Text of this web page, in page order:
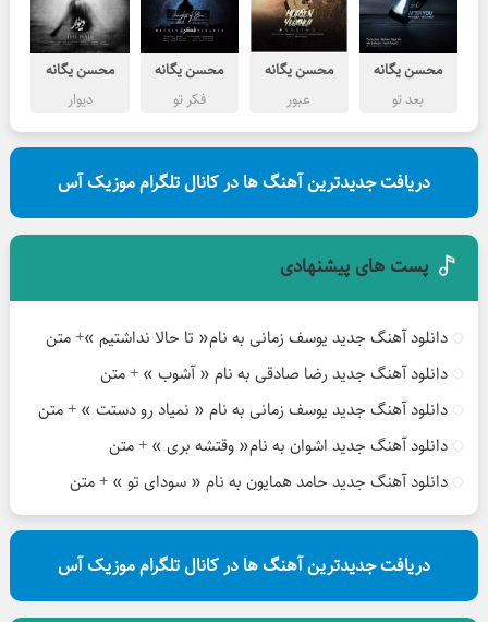
محسن یگانه
بعد تو
محسن یگانه
عبور
محسن یگانه
فکر تو
محسن یگانه
دیوار
دریافت جدیدترین آهنگ ها در کانال تلگرام موزیک آس
پست های پیشنهادی
دانلود آهنگ جدید یوسف زمانی به نام« تا حالا نداشتیم »+ متن
دانلود آهنگ جدید رضا صادقی به نام « آشوب » + متن
دانلود آهنگ جدید یوسف زمانی به نام « نمیاد رو دستت » + متن
دانلود آهنگ جدید اشوان به نام« وقتشه بری » + متن
دانلود آهنگ جدید حامد همایون به نام « سودای تو » + متن
دریافت جدیدترین آهنگ ها در کانال تلگرام موزیک آس